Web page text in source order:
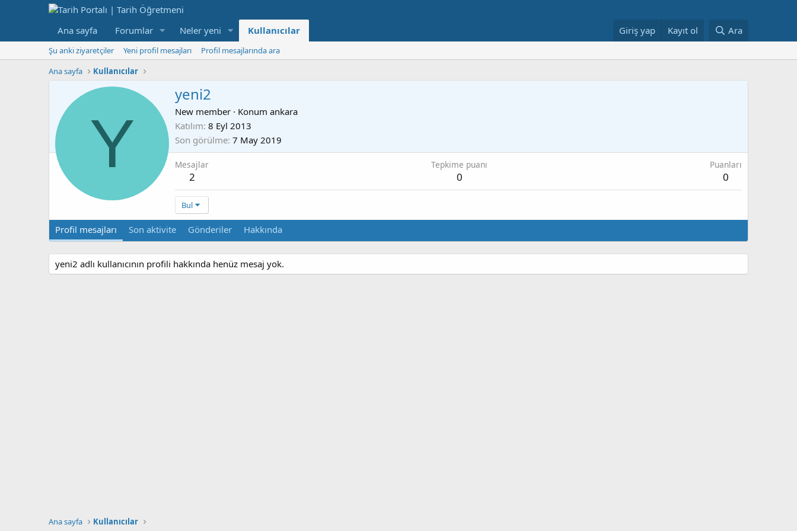
Ana sayfa Forumlar Neler yeni Kullanıcılar Giriş yap Kayıt ol Ara
Şu anki ziyaretçiler Yeni profil mesajları
Profil mesajlarında ara
Ana sayfa
Kullanıcılar
Y
yeni2
New member · Konum ankara
Katılım 8 Eyl 2013
Son görülme 7 May 2019
Mesajlar
2
Tepkime puanı
0
Puanları
0
Bul
Profil mesajları Son aktivite Gönderiler Hakkında
yeni2 adlı kullanıcının profili hakkında henüz mesaj yok.
Ana sayfa Kullanıcılar